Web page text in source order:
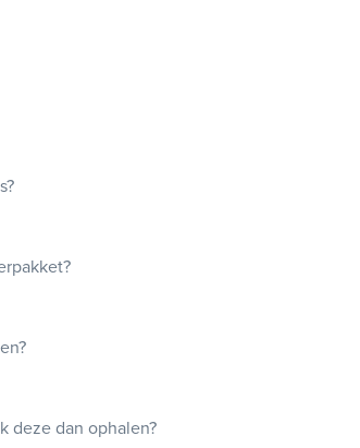
deze dan ophalen?